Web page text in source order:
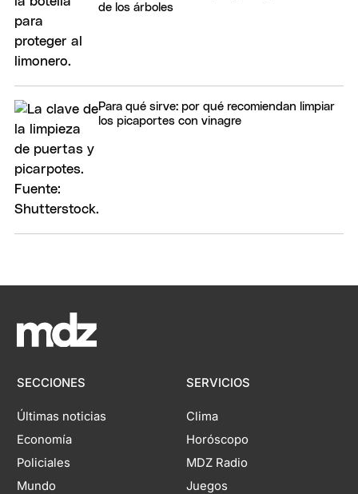
de los árboles
Para qué sirve: por qué recomiendan limpiar
los picaportes con vinagre
SECCIONES
Últimas noticias
Economía
Policiales
Mundo
SERVICIOS
Clima
Horóscopo
MDZ Radio
Juegos